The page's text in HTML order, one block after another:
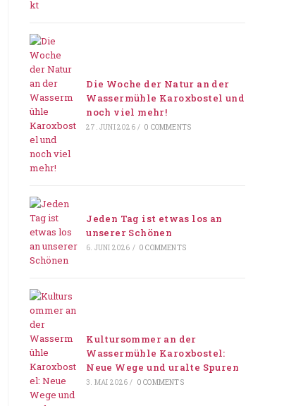
Die Woche der Natur an der
Wassermühle Karoxbostel und
noch viel mehr!
27. JUNI 2026 / 0 COMMENTS
Jeden Tag ist etwas los an
unserer Schönen
6. JUNI 2026 / 0 COMMENTS
Kultursommer an der
Wassermühle Karoxbostel:
Neue Wege und uralte Spuren
3. MAI 2026 / 0 COMMENTS